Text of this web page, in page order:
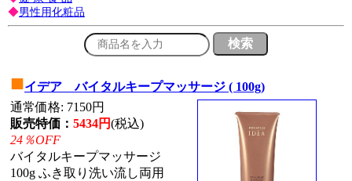
◆男性用化粧品
■イデア バイタルキープマッサージ ( 100g)
通常価格: 7150円
販売特価： 5434円(税込)
24％OFF
バイタルキープマッサージ
100g ふき取り洗い流し両用